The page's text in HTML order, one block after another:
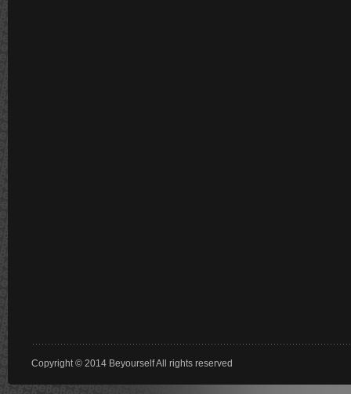
Copyright © 2014 Beyourself All rights reserved